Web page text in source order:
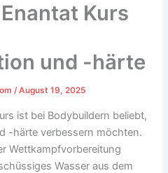
Kurs
und -härte
/August 19, 2025
ist bei Bodybuildern beliebt,
-härte verbessern möchten.
Wettkampfvorbereitung
Wasser aus dem